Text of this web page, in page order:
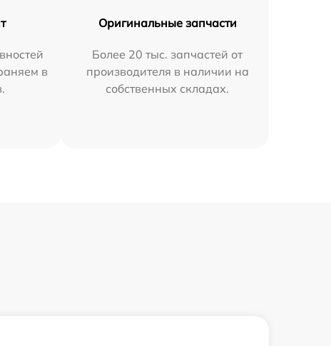
в
Оригинальные запчасти
Более 20 тыс. запчастей от
производителя в наличии на
собственных складах.